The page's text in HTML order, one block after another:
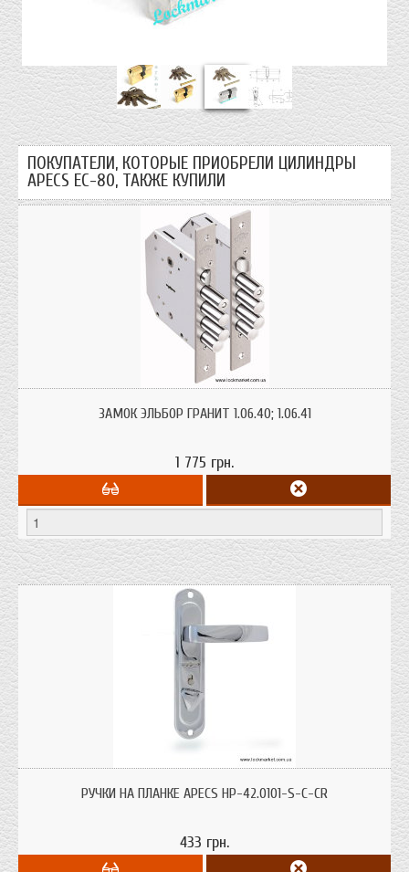
ПОКУПАТЕЛИ, КОТОРЫЕ ПРИОБРЕЛИ ЦИЛИНДРЫ
APECS ЕC-80, ТАКЖЕ КУПИЛИ
ЗАМОК ЭЛЬБОР ГРАНИТ 1.06.40; 1.06.41
1 775 грн.
Гранит 1.06.41; цвет: хром
РУЧКИ НА ПЛАНКЕ APECS HP-42.0101-S-C-CR
433 грн.